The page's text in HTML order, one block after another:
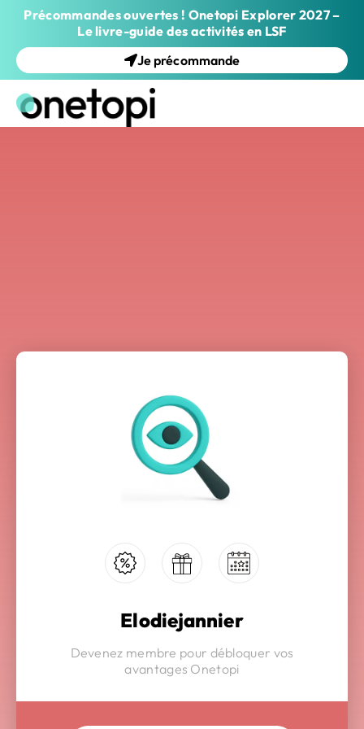
Précommandes ouvertes ! Onetopi Explorer 2027 –
Le livre-guide des activités en LSF
Je précommande
Elodiejannier
Devenez membre pour débloquer vos
avantages Onetopi